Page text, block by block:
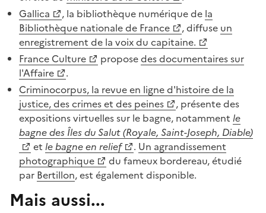
Gallica
, la bibliothèque numérique de la
Bibliothèque nationale de France
, diffuse un
enregistrement de la voix du capitaine.
France Culture
proposedes documentaires sur
l'Affaire
.
Criminocorpus, la revue en ligne d'histoire de la
justice, des crimes et des peines
, présente des
expositions virtuelles sur le bagne, notamment le
bagne des Îles du Salut (Royale, Saint-Joseph, Diable)
et le bagne en relief . Un agrandissement
photographique
du fameux bordereau, étudié
par Bertillon, est également disponible.
Mais aussi...